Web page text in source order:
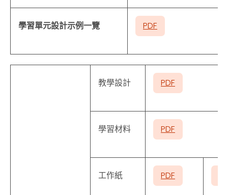
學習單元設計示例一覽 PDF
教學設計 PDF
學習材料 PDF
工作紙 PDF